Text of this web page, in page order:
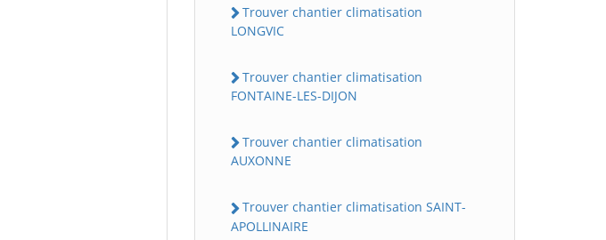
Trouver chantier climatisation
LONGVIC
Trouver chantier climatisation
FONTAINE-LES-DIJON
Trouver chantier climatisation
AUXONNE
Trouver chantier climatisation SAINT-
APOLLINAIRE